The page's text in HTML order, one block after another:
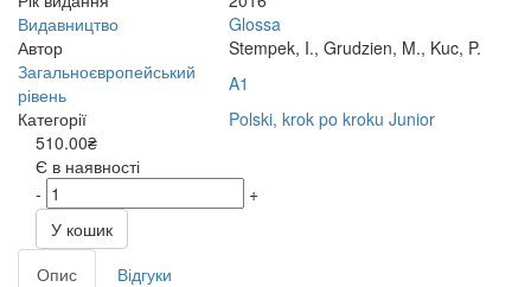
Видавництво
Glossa
Автор
Stempek, I., Grudzien, M., Kuc, P.
Загальноєвропейський
рівень
A1
Категорії
Polski, krok po kroku Junior
510.00₴
Є в наявності
-
+
У кошик
Опис
Відгуки